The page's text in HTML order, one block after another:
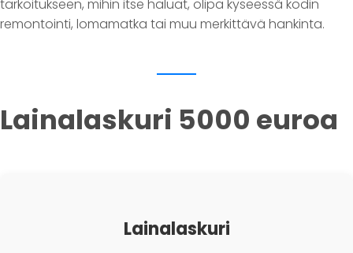
tarkoitukseen, mihin itse haluat, olipa kyseessä kodin
remontointi, lomamatka tai muu merkittävä hankinta.
Lainalaskuri 5000 euroa
Lainalaskuri